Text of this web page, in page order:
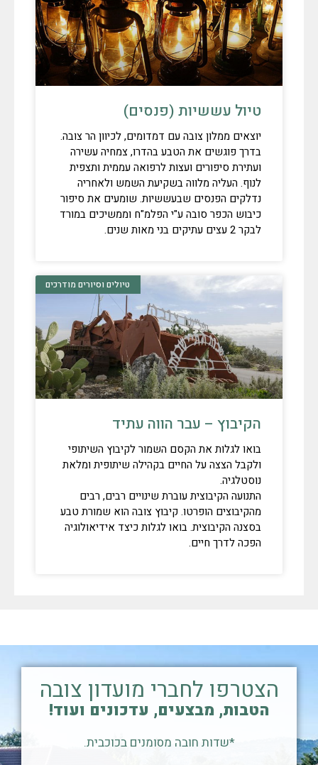
טיול עששיות (פנסים)
יוצאים ממלון צובה עם דמדומים, לכיוון הר צובה.
בדרך פוגשים את הטבע בהדרו, צמחיה עשירה
ועתירת סיפורים ועצות לרפואה עממית ותצפית
לנוף. העליה מלווה בשקיעת השמש ולאחריה
נדלקים הפנסים שבעששיות. שומעים את סיפור
כיבוש הכפר סובה ע"י הפלמ"ח וממשיכים במורד
לבקר 2 עצים עתיקים בני מאות שנים.
טיולים וסיורים מודרכים
הקיבוץ – עבר הווה עתיד
בואו לגלות את הקסם השמור לקיבוץ השיתופי
ולקבל הצצה על החיים בקהילה שיתופית ומלאת
נוסטלגיה.
התנועה הקיבוצית עוברת שינויים רבים, רבים
מהקיבוצים הופרטו. קיבוץ צובה הוא שמורת טבע
בסצנה הקיבוצית. בואו לגלות כיצד אידיאולוגיה
הפכה לדרך חיים.
הצטרפו לחברי מועדון צובה
הטבות, מבצעים, עדכונים ועוד!
*שדות חובה מסומנים בכוכבית.